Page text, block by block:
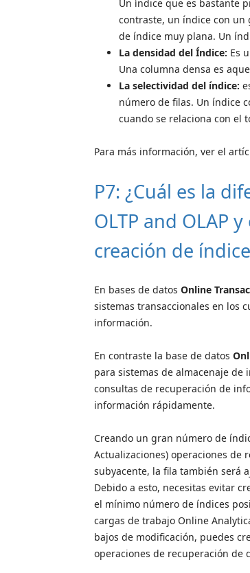
Un índice que es bastante
contraste, un índice con
de índice muy plana. Un
La densidad del Índice: Es
Una columna densa es
La selectividad del índice:
número de filas. Un índice
cuando se relaciona con el
Para más información, ver el
P7: ¿Cuál es la
OLTP and OLAP
creación de
En bases de datos Online
sistemas transaccionales en los
información.
En contraste la base de datos
para sistemas de almacenaje
consultas de recuperación de
información rápidamente.
Creando un gran número de
Actualizaciones) operaciones de
subyacente, la fila también será
Debido a esto, necesitas evitar
el mínimo número de índices
cargas de trabajo Online
bajos de modificación, puedes
operaciones de recuperación de